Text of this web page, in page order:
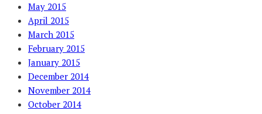
May 2015
April 2015
March 2015
February 2015
January 2015
December 2014
November 2014
October 2014